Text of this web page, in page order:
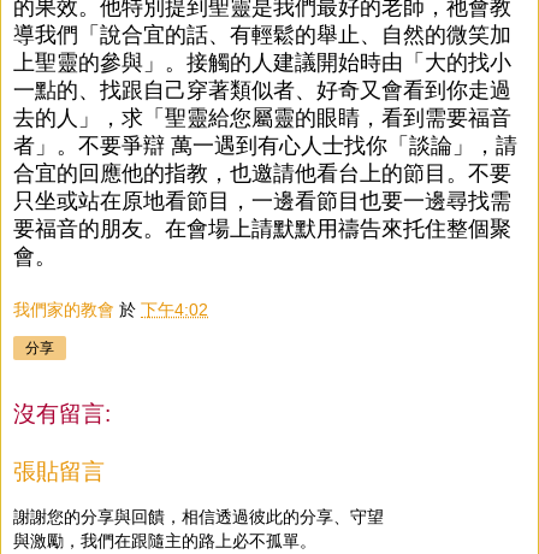
的果效。他特別提到聖靈是我們最好的老師，祂會教
導我們「說合宜的話、有輕鬆的舉止、自然的微笑加
上聖靈的參與」。接觸的人建議開始時由「大的找小
一點的、找跟自己穿著類似者、好奇又會看到你走過
去的人」，求「聖靈給您屬靈的眼睛，看到需要福音
者」。不要爭辯 萬一遇到有心人士找你「談論」，請
合宜的回應他的指教，也邀請他看台上的節目。不要
只坐或站在原地看節目，一邊看節目也要一邊尋找需
要福音的朋友。在會場上請默默用禱告來托住整個聚
會。
我們家的教會 於 下午4:02
分享
沒有留言:
張貼留言
謝謝您的分享與回饋，相信透過彼此的分享、守望
與激勵，我們在跟隨主的路上必不孤單。